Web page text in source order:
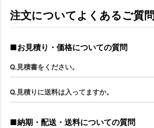
注文についてよくあるご質問
■お見積り・価格についての質問
Q.見積書をください。
Q.見積りに送料は入ってますか。
■納期・配送・送料についての質問